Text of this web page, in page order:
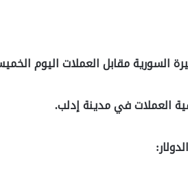
السورية مقابل العملات اليوم
العملات في مدينة إدلب.